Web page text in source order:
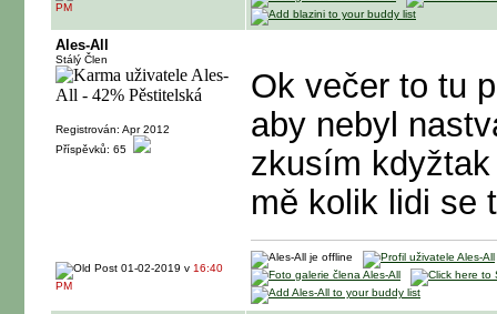
PM
Ales-All
Stálý Člen
Registrován: Apr 2012
Příspěvků: 65
Ok večer to tu
aby nebyl
zkusím
mě kolik lidi se
01-02-2019 v 16:40
PM